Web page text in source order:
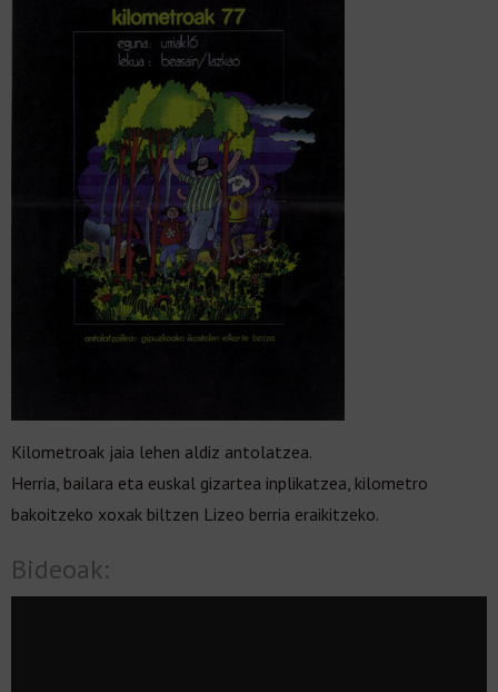
Kilometroak jaia lehen aldiz antolatzea.
Herria, bailara eta euskal gizartea inplikatzea, kilometro
bakoitzeko xoxak biltzen Lizeo berria eraikitzeko.
Bideoak: